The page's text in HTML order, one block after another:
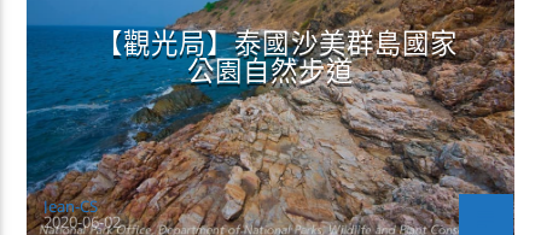
【觀光局】泰國沙美群島國家
公園自然步道
Jean-CS
2020-06-02